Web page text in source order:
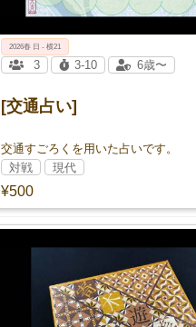
[交通占い]
交通すごろくを用いた占いです。
¥500
2026春 日 - 横21
3 3-10 6歳〜
対戦 現代